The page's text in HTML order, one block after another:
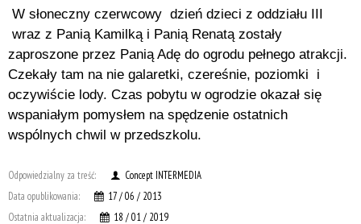
W słoneczny czerwcowy dzień dzieci z oddziału III
wraz z Panią Kamilką i Panią Renatą zostały
zaproszone przez Panią Adę do ogrodu pełnego atrakcji.
Czekały tam na nie galaretki, czereśnie, poziomki i
oczywiście lody. Czas pobytu w ogrodzie okazał się
wspaniałym pomysłem na spędzenie ostatnich
wspólnych chwil w przedszkolu.
Odpowiedzialny za treść:
Concept INTERMEDIA
Data opublikowania:
17 / 06 / 2013
Ostatnia aktualizacja:
18 / 01 / 2019